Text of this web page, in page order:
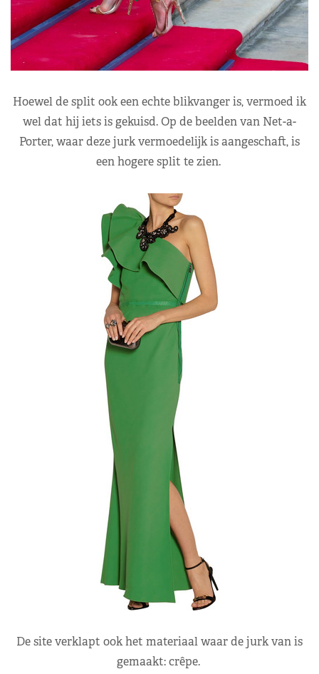
Hoewel de split ook een echte blikvanger is, vermoed ik
wel dat hij iets is gekuisd. Op de beelden van Net-a-
Porter, waar deze jurk vermoedelijk is aangeschaft, is
een hogere split te zien.
De site verklapt ook het materiaal waar de jurk van is
gemaakt: crêpe.